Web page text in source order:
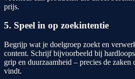
prijs.
5. Speel in op zoekintentie
Begrijp wat je doelgroep zoekt en
content. Schrijf bijvoorbeeld bij
grip en duurzaamheid – precies de
vindt.